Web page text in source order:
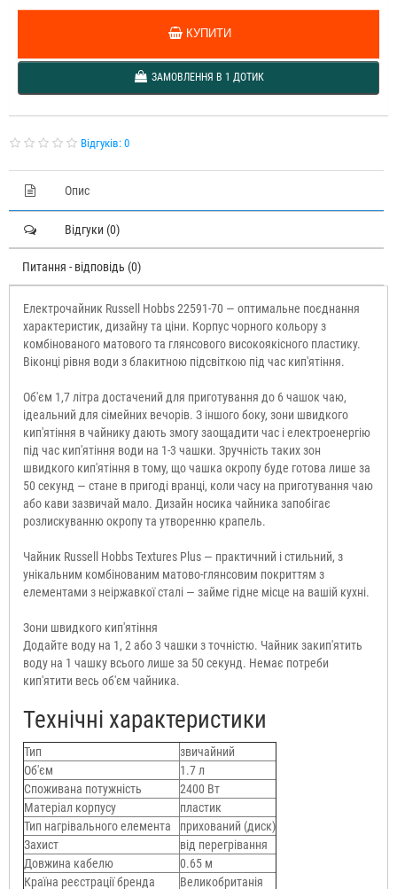
КУПИТИ
ЗАМОВЛЕННЯ В 1 ДОТИК
Відгуків: 0
Опис
Відгуки (0)
Питання - відповідь (0)
Електрочайник Russell Hobbs 22591-70 — оптимальне поєднання
характеристик, дизайну та ціни. Корпус чорного кольору з
комбінованого матового та глянсового високоякісного пластику.
Віконці рівня води з блакитною підсвіткою під час кип'ятіння.
Об'єм 1,7 літра достачений для приготування до 6 чашок чаю,
ідеальний для сімейних вечорів. З іншого боку, зони швидкого
кип'ятіння в чайнику дають змогу заощадити час і електроенергію
під час кип'ятіння води на 1-3 чашки. Зручність таких зон
швидкого кип'ятіння в тому, що чашка окропу буде готова лише за
50 секунд — стане в пригоді вранці, коли часу на приготування чаю
або кави зазвичай мало. Дизайн носика чайника запобігає
розлискуванню окропу та утворенню крапель.
Чайник Russell Hobbs Textures Plus — практичний і стильний, з
унікальним комбінованим матово-глянсовим покриттям з
елементами з неіржавкої сталі — займе гідне місце на вашій кухні.
Зони швидкого кип'ятіння
Додайте воду на 1, 2 або 3 чашки з точністю. Чайник закип'ятить
воду на 1 чашку всього лише за 50 секунд. Немає потреби
кип'ятити весь об'єм чайника.
Технічні характеристики
Тип
звичайний
Об'єм
1.7 л
Споживана потужність
2400 Вт
Матеріал корпусу
пластик
Тип нагрівального елемента
прихований (диск)
Захист
від перегрівання
Довжина кабелю
0.65 м
Країна реєстрації бренда
Великобританія